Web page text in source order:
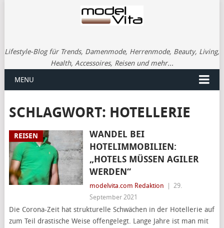
Lifestyle-Blog für Trends, Damenmode, Herrenmode, Beauty, Living,
Health, Accessoires, Reisen und mehr...
MENU
SCHLAGWORT: HOTELLERIE
REISEN
WANDEL BEI
HOTELIMMOBILIEN:
„HOTELS MÜSSEN AGILER
WERDEN“
modelvita.com Redaktion
29.
September 2021
Die Corona-Zeit hat strukturelle Schwächen in der Hotellerie auf
zum Teil drastische Weise offengelegt. Lange Jahre ist man mit